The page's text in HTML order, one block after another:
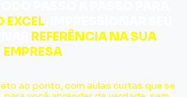
EXCEL
REFERÊNCIA NA SUA
EMPRESA
ao ponto, com aulas curtas que se